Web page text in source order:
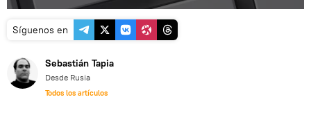
Síguenos en
Sebastián Tapia
Desde Rusia
Todos los artículos